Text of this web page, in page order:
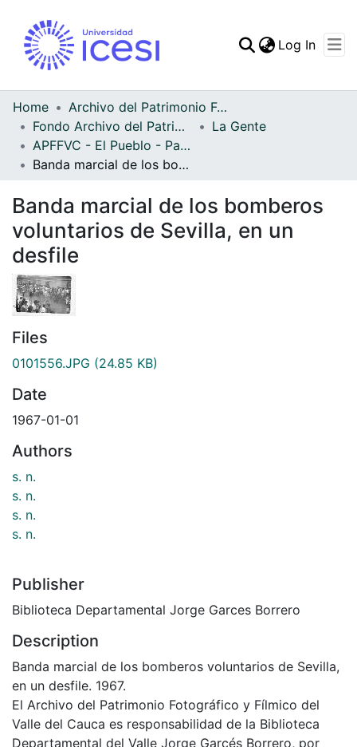
Statistics
Log In
Home
Archivo del Patrimonio Fotográfico y Fílmico del Valle del Cauca
Fondo Archivo del Patrimonio Fotográfico y Fílmico del Valle del Cauca
La Gente
APFFVC - El Pueblo - Patrimonial
Banda marcial de los bomberos voluntarios de Sevilla, en un desfile
Banda marcial de los bomberos
voluntarios de Sevilla, en un
desfile
Files
0101556.JPG (24.85 KB)
Date
1967-01-01
Authors
s. n.
s. n.
s. n.
s. n.
Publisher
Biblioteca Departamental Jorge Garces Borrero
Description
Banda marcial de los bomberos voluntarios de Sevilla,
en un desfile. 1967.
El Archivo del Patrimonio Fotográfico y Fílmico del
Valle del Cauca es responsabilidad de la Biblioteca
Departamental del Valle Jorge Garcés Borrero, por